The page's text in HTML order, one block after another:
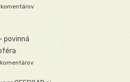
komentárov
povinná